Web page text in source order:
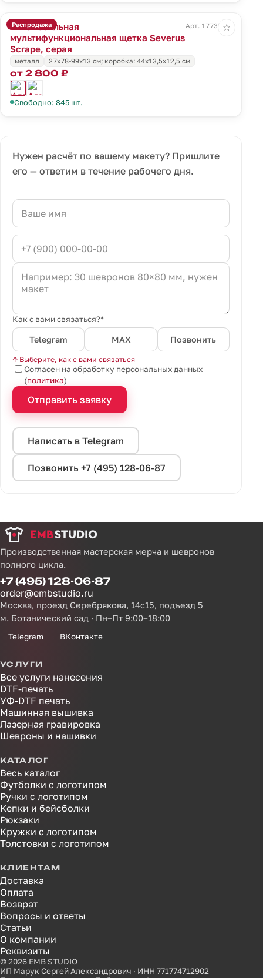
Распродажа
Автомобильная
мультифункциональная щетка Severus
Scrape, серая
Арт. 17735.10
металл 27х78-99х13 см; коробка: 44х13,5х12,5 см
от 2 800 ₽
Свободно: 845 шт.
☆
Нужен расчёт по вашему макету? Пришлите
его — ответим в течение рабочего дня.
Как с вами связаться?*
Telegram MAX Позвонить
↑ Выберите, как с вами связаться
Согласен на обработку персональных данных
(политика)
Отправить заявку
Написать в Telegram
Позвонить +7 (495) 128-06-87
Производственная мастерская мерча и шевронов
полного цикла.
+7 (495) 128-06-87
order@embstudio.ru
Москва, проезд Серебрякова, 14с15, подъезд 5
м. Ботанический сад · Пн–Пт 9:00–18:00
Telegram ВКонтакте
УСЛУГИ
Все услуги нанесения
DTF-печать
УФ-DTF печать
Машинная вышивка
Лазерная гравировка
Шевроны и нашивки
КАТАЛОГ
Весь каталог
Футболки с логотипом
Ручки с логотипом
Кепки и бейсболки
Рюкзаки
Кружки с логотипом
Толстовки с логотипом
КЛИЕНТАМ
Доставка
Оплата
Возврат
Вопросы и ответы
Статьи
О компании
Реквизиты
© 2026 EMB STUDIO
ИП Марук Сергей Александрович · ИНН 771774712902